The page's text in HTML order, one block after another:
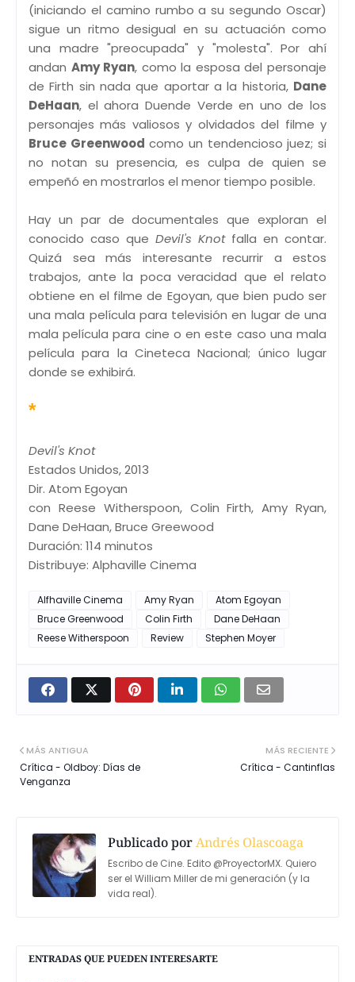
(iniciando el camino rumbo a su segundo Oscar)
sigue un ritmo desigual en su actuación como
una madre "preocupada" y "molesta". Por ahí
andan Amy Ryan, como la esposa del personaje
de Firth sin nada que aportar a la historia, Dane
DeHaan, el ahora Duende Verde en uno de los
personajes más valiosos y olvidados del filme y
Bruce Greenwood como un tendencioso juez; si
no notan su presencia, es culpa de quien se
empeñó en mostrarlos el menor tiempo posible.
Hay un par de documentales que exploran el
conocido caso que Devil's Knotfalla en contar.
Quizá sea más interesante recurrir a estos
trabajos, ante la poca veracidad que el relato
obtiene en el filme de Egoyan, que bien pudo ser
una mala película para televisión en lugar de una
mala película para cine o en este caso una mala
película para la Cineteca Nacional; único lugar
donde se exhibirá.
*
Devil's Knot
Estados Unidos, 2013
Dir. Atom Egoyan
con Reese Witherspoon, Colin Firth, Amy Ryan,
Dane DeHaan, Bruce Greewood
Duración: 114 minutos
Distribuye: Alphaville Cinema
Alfhaville Cinema Amy Ryan
Atom Egoyan
Bruce Greenwood
Colin Firth
Dane DeHaan
Reese Witherspoon
Review Stephen Moyer
MÁS RECIENTE
Crítica - Cantinflas
MÁS ANTIGUA
Crítica - Oldboy: Días de
Venganza
Publicado porAndrés Olascoaga
Escribo de Cine. Edito @ProyectorMX. Quiero
ser el William Miller de mi generación (y la
vida real).
ENTRADAS QUE PUEDEN INTERESARTE